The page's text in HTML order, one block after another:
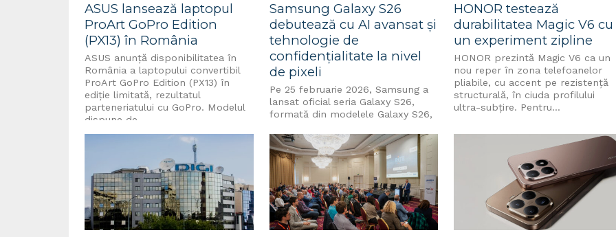
ASUS lansează laptopul
ProArt GoPro Edition
(PX13) în România
ASUS anunță disponibilitatea în
România a laptopului convertibil
ProArt GoPro Edition (PX13) în
ediție limitată, rezultatul
parteneriatului cu GoPro. Modelul
dispune de...
Samsung Galaxy S26
debutează cu AI avansat și
tehnologie de
confidențialitate la nivel
de pixeli
Pe 25 februarie 2026, Samsung a
lansat oficial seria Galaxy S26,
formată din modelele Galaxy S26,
HONOR testează
durabilitatea Magic V6 cu
un experiment zipline
HONOR prezintă Magic V6 ca un
nou reper în zona telefoanelor
pliabile, cu accent pe rezistență
structurală, în ciuda profilului
ultra-subțire. Pentru...